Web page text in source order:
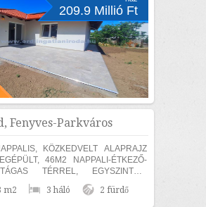
209.9 Millió Ft
Fenyves-Parkváros
KÖZKEDVELT ALAPRAJZ
46M2 NAPPALI-ÉTKEZŐ-
TÉRREL, EGYSZINTES,
CSALÁDI HÁZ ELADÓ! Érden, a
részen 840m2...
m2 3 háló 2 fürdő